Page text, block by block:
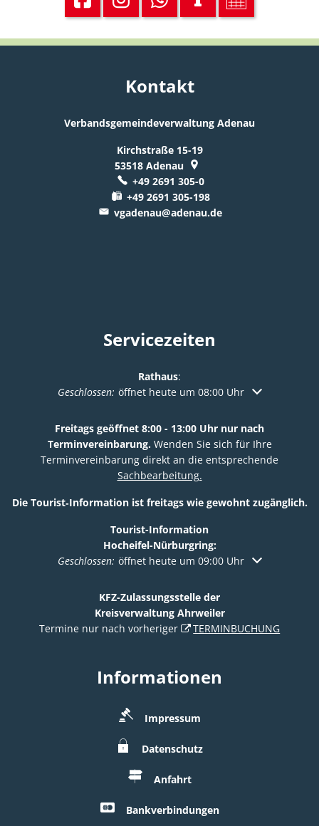
Kontakt
Verbandsgemeindeverwaltung Adenau
Kirchstraße 15-19
53518 Adenau
+49 2691 305-0
+49 2691 305-198
vgadenau@adenau.de
Servicezeiten
Rathaus:
Klicken, um weitere Öffnungs- oder Schließzeiten
Geschlossen: öffnet heute um 08:00 Uhr
Freitags geöffnet 8:00 - 13:00 Uhr nur nach
Terminvereinbarung. Wenden Sie sich für Ihre
Terminvereinbarung direkt an die entsprechende
Sachbearbeitung.
Die Tourist‑Information ist freitags wie gewohnt zugänglich.
Tourist-Information
Hocheifel-Nürburgring:
Klicken, um weitere Öffnungs- oder Schließzeiten
Geschlossen: öffnet heute um 09:00 Uhr
KFZ-Zulassungsstelle der
Kreisverwaltung Ahrweiler
Termine nur nach vorheriger
TERMINBUCHUNG
Informationen
Impressum
Datenschutz
Anfahrt
Bankverbindungen